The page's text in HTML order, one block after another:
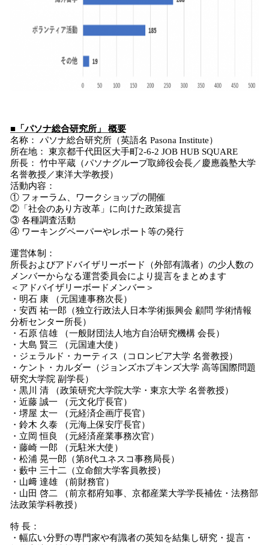
■「パソナ総合研究所」 概要
名称： パソナ総合研究所（英語名 Pasona Institute）
所在地： 東京都千代田区大手町2-6-2 JOB HUB SQUARE
所長： 竹中平蔵（パソナグループ取締役会長／慶應義塾大学
名誉教授／東洋大学教授）
活動内容：
① フォーラム、ワークショップの開催
②「社会のあり方改革」に向けた政策提言
③ 各種調査活動
④ ワーキングペーパーやレポート等の発行
運営体制：
所長およびアドバイザリーボード（外部有識者）の少人数の
メンバーからなる運営委員会により提言をまとめます
＜アドバイザリーボードメンバー＞
・明石 康 （元国連事務次長）
・安西 祐一郎（独立行政法人日本学術振興会 顧問 学術情報
分析センター所長）
・石原 信雄 （一般財団法人地方自治研究機構 会長）
・大島 賢三 （元国連大使）
・ジェラルド・カーティス（コロンビア大学 名誉教授）
・ケント・カルダー（ジョンズホプキンズ大学 高等国際問題
研究大学院 副学長）
・黒川 清 （政策研究大学院大学・東京大学 名誉教授）
・近藤 誠一 （元文化庁長官）
・堺屋 太一 （元経済企画庁長官）
・鈴木 久泰 （元海上保安庁長官）
・立岡 恒良 （元経済産業事務次官）
・藤崎 一郎 （元駐米大使）
・松浦 晃一郎（第8代ユネスコ事務局長）
・藪中 三十二（立命館大学客員教授）
・山﨑 達雄 （前財務官）
・山田 啓二 （前京都府知事、京都産業大学学長補佐・法務部
法政策学科教授）
特 長：
・幅広い分野の専門家や有識者の英知を結集し研究・提言・